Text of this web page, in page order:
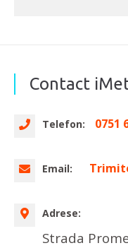
Contact
Telefon: 0751
Email:
Adrese:
Strada